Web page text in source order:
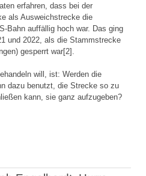
erfahren, dass bei der
als Ausweichstrecke die
Bahn auffällig hoch war. Das ging
und 2022, als die Stammstrecke
gesperrt war[2].
will, ist: Werden die
dazu benutzt, die Strecke so zu
kann, sie ganz aufzugeben?